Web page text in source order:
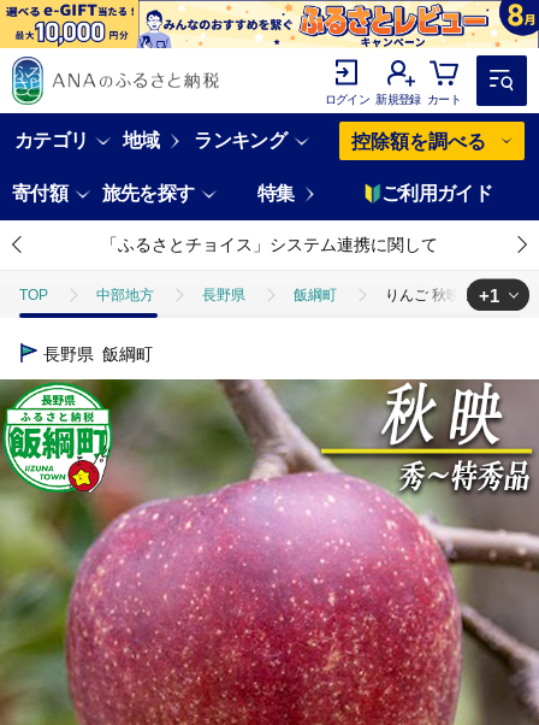
ログイン 新規登録 カート
カテゴリ 地域 ランキング 控除額を調べる
寄付額 旅先を探す 特集 ご利用ガイド
「ふるさとチョイス」システム連携に関して
TOP 中部地方 長野県 飯綱町 りんご 秋映 秀 〜 特秀
TOP
+1
長野県 飯綱町